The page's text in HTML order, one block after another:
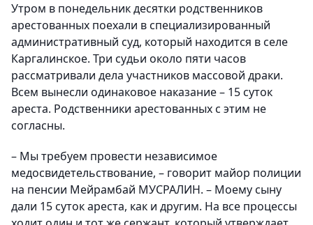
Утром в понедельник десятки родственников
арестованных поехали в специализированный
административный суд, который находится в селе
Каргалинское. Три судьи около пяти часов
рассматривали дела участников массовой драки.
Всем вынесли одинаковое наказание – 15 суток
ареста. Родственники арестованных с этим не
согласны.
– Мы требуем провести независимое
медосвидетельствование, – говорит майор полиции
на пенсии Мейрамбай МУСРАЛИН. – Моему сыну
дали 15 суток ареста, как и другим. На все процессы